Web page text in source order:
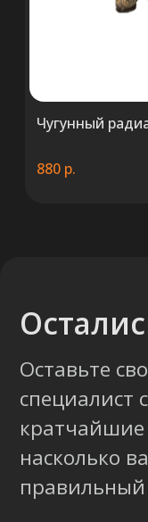
Чугунный
880 р.
ООО
Минск пр-т
692071529, р/с
5000 2027 0000, в
код ALFABY2X,